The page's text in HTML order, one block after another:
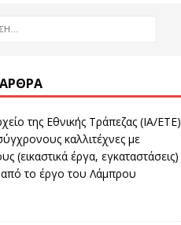
της Εθνικής Τράπεζας (ΙΑ/ΕΤΕ)
καλλιτέχνες με
(εικαστικά έργα, εγκαταστάσεις)
το έργο του Λάμπρου